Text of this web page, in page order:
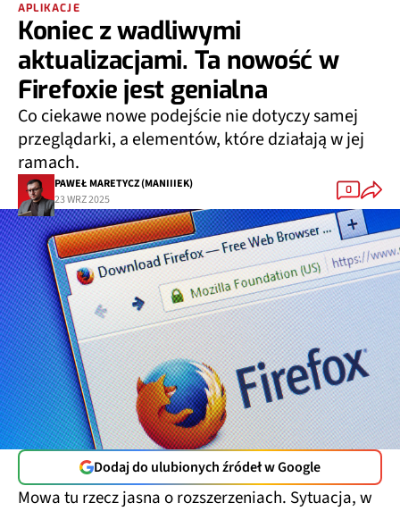
APLIKACJE
Koniec z wadliwymi
aktualizacjami. Ta nowość w
Firefoxie jest genialna
Co ciekawe nowe podejście nie dotyczy samej
przeglądarki, a elementów, które działają w jej
ramach.
PAWEŁ MARETYCZ (MANIIIEK)
23 WRZ 2025
0
Dodaj do ulubionych źródeł w Google
Mowa tu rzecz jasna o rozszerzeniach. Sytuacja, w